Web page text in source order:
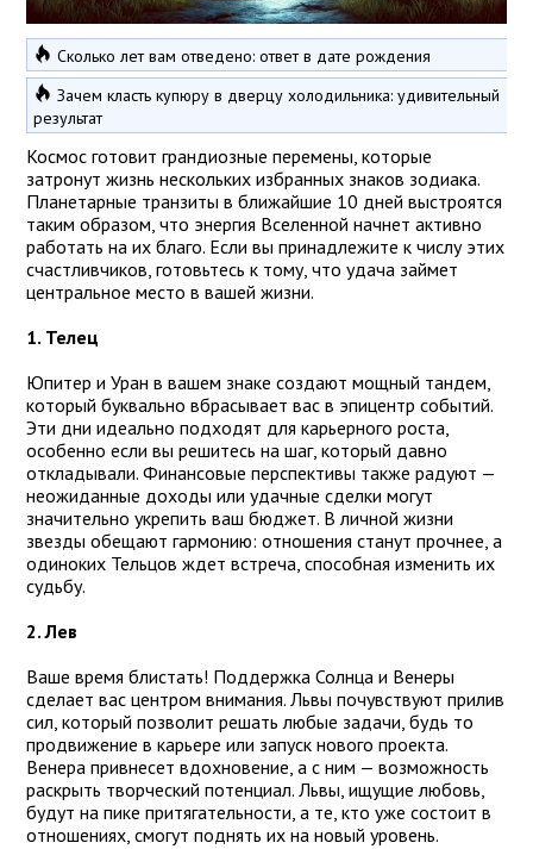
Сколько лет вам отведено: ответ в дате рождения
Зачем класть купюру в дверцу холодильника: удивительный
результат
Космос готовит грандиозные перемены, которые
затронут жизнь нескольких избранных знаков зодиака.
Планетарные транзиты в ближайшие 10 дней выстроятся
таким образом, что энергия Вселенной начнет активно
работать на их благо. Если вы принадлежите к числу этих
счастливчиков, готовьтесь к тому, что удача займет
центральное место в вашей жизни.
1. Телец
Юпитер и Уран в вашем знаке создают мощный тандем,
который буквально вбрасывает вас в эпицентр событий.
Эти дни идеально подходят для карьерного роста,
особенно если вы решитесь на шаг, который давно
откладывали. Финансовые перспективы также радуют —
неожиданные доходы или удачные сделки могут
значительно укрепить ваш бюджет. В личной жизни
звезды обещают гармонию: отношения станут прочнее, а
одиноких Тельцов ждет встреча, способная изменить их
судьбу.
2. Лев
Ваше время блистать! Поддержка Солнца и Венеры
сделает вас центром внимания. Львы почувствуют прилив
сил, который позволит решать любые задачи, будь то
продвижение в карьере или запуск нового проекта.
Венера привнесет вдохновение, а с ним — возможность
раскрыть творческий потенциал. Львы, ищущие любовь,
будут на пике притягательности, а те, кто уже состоит в
отношениях, смогут поднять их на новый уровень.